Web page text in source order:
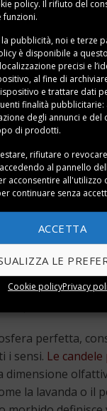
policy. Il rifiuto del
funzioni.
pubblicità, noi e terze
è disponibile a
precisi e
al fine di
e trattare dati
finalità pubblicitarie:
degli annunci e del
di prodotti.
rifiutare o
al pannello
acconsentire
continuare senza
ACCETTA
LE
Cookie policyPrivacy
è cruciale e
ideale combina
lampada da lettura
scegli modelli
4000K, che
gli occhi.
nostra guida su
, dove troverai
lazona
dove
plaidmorbido
regolare la
di mano sono
che dover
perfetta,
i sensi. Le
dimensione
la lavanda o il